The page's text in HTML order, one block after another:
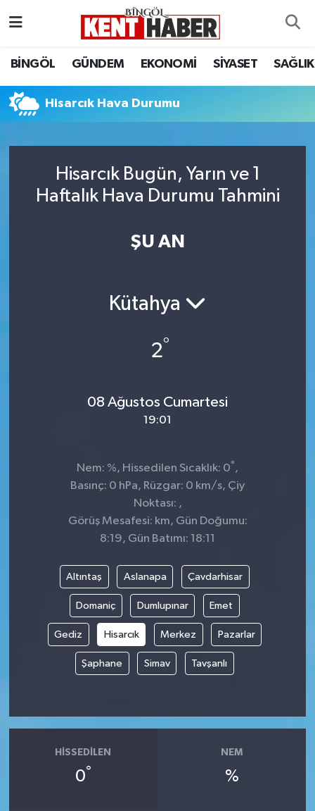
BİNGÖL GÜNDEM EKONOMİ SİYASET SAĞLIK
Hisarcık Hava Durumu
Hisarcık Bugün, Yarın ve 1
Haftalık Hava Durumu Tahmini
ŞU AN
Kütahya
2°
08 Ağustos Cumartesi
19:01
Nem: %, Hissedilen Sıcaklık: 0° ,
Basınç: 0 hPa, Rüzgar: 0 km/s, Çiy
Noktası: ,
Görüş Mesafesi: km, Gün Doğumu:
8:19, Gün Batımı: 18:11
Altıntaş Aslanapa Çavdarhisar
Domaniç Dumlupınar Emet
Gediz Hisarcık Merkez Pazarlar
Şaphane Simav Tavşanlı
HISSEDILEN
0°
NEM
%
BİLİM-TEKNOLOJİ
DÜNYA
EKONOMİ
RESMİ İLANLAR
SİYASET
SOLHAN
YAYLADERE
YEDİSU
Bingöl Hava Durumu
Bingöl Namaz Vakitleri
Süper Lig Puan Durumu ve Fikstür